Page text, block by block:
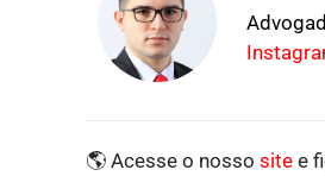
🌎 Acesse o nosso site e